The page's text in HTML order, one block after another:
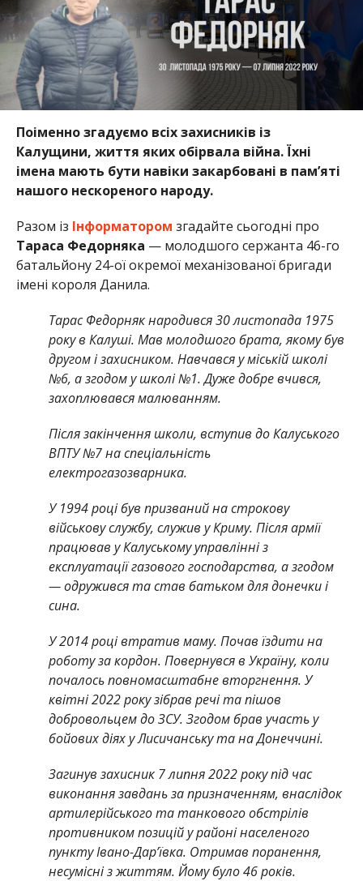
Поіменно згадуємо всіх захисників із
Калущини, життя яких обірвала війна. Їхні
імена мають бути навіки закарбовані в пам’яті
нашого нескореного народу.
Разом із Інформатором згадайте сьогодні про
Тараса Федорняка — молодшого сержанта 46-го
батальйону 24-ої окремої механізованої бригади
імені короля Данила.
Тарас Федорняк народився 30 листопада 1975
року в Калуші. Мав молодшого брата, якому був
другом і захисником. Навчався у міській школі
№6, а згодом у школі №1. Дуже добре вчився,
захоплювався малюванням.
Після закінчення школи, вступив до Калуського
ВПТУ №7 на спеціальність
електрогазозварника.
У 1994 році був призваний на строкову
військову службу, служив у Криму. Після армії
працював у Калуському управлінні з
експлуатації газового господарства, а згодом
— одружився та став батьком для донечки і
сина.
У 2014 році втратив маму. Почав їздити на
роботу за кордон. Повернувся в Україну, коли
почалось повномасштабне вторгнення. У
квітні 2022 року зібрав речі та пішов
добровольцем до ЗСУ. Згодом брав участь у
бойових діях у Лисичанську та на Донеччині.
Загинув захисник 7 липня 2022 року під час
виконання завдань за призначенням, внаслідок
артилерійського та танкового обстрілів
противником позицій у районі населеного
пункту Івано-Дар’ївка. Отримав поранення,
несумісні з життям. Йому було 46 років.